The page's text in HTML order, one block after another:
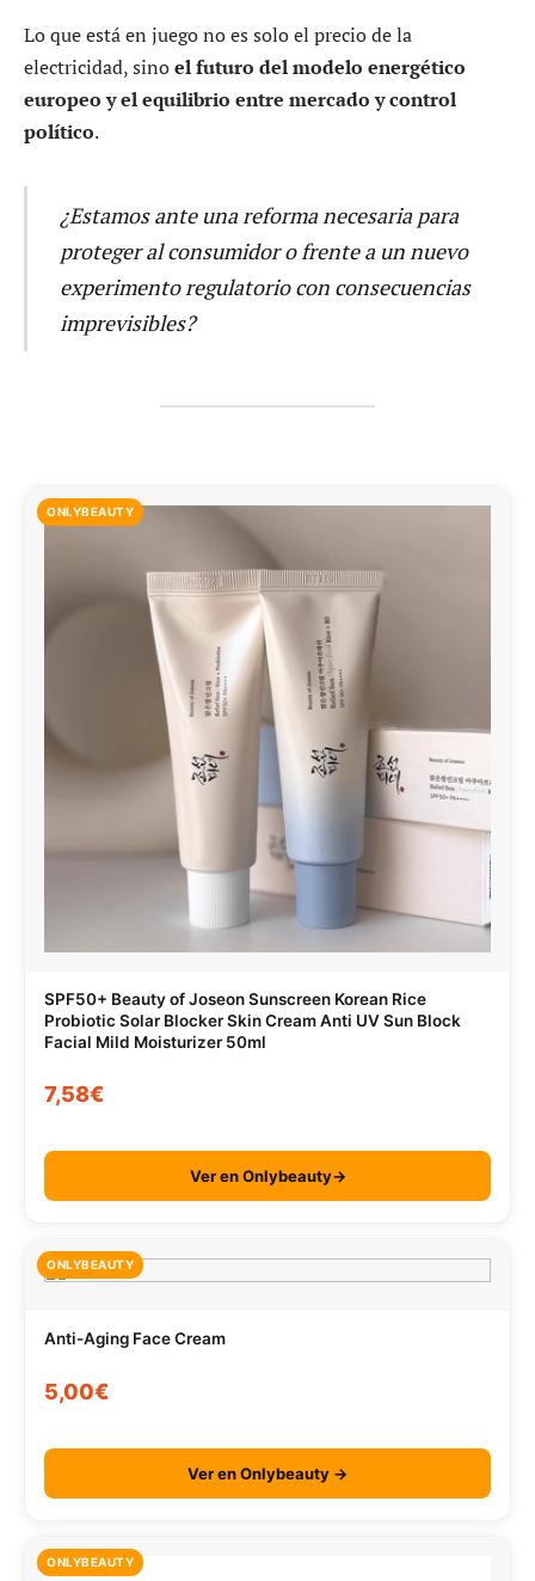
Lo que está en juego no es solo el precio de la
electricidad, sinoel futuro del modelo energético
europeo y el equilibrio entre mercado y control
político.
¿Estamos ante una reforma necesaria para
proteger al consumidor o frente a un nuevo
experimento regulatorio con consecuencias
imprevisibles?
ONLYBEAUTY
SPF50+ Beauty of Joseon Sunscreen Korean Rice
Probiotic Solar Blocker Skin Cream Anti UV Sun Block
Facial Mild Moisturizer 50ml
7,58€
Ver en Onlybeauty→
ONLYBEAUTY
Anti-Aging Face Cream
5,00€
Ver en Onlybeauty →
ONLYBEAUTY